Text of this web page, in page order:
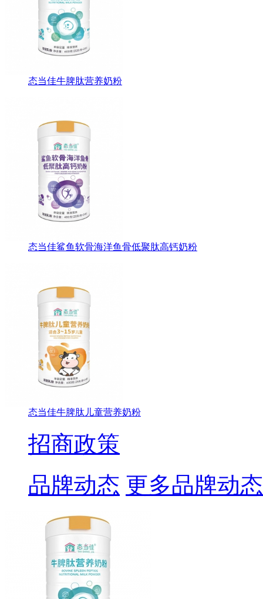
态当佳牛脾肽营养奶粉
态当佳鲨鱼软骨海洋鱼骨低聚肽高钙奶粉
态当佳牛脾肽儿童营养奶粉
招商政策
品牌动态 更多品牌动态